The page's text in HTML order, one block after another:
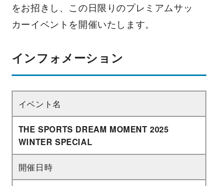
をお招きし、この日限りのプレミアムサッ
カーイベントを開催いたします。
インフォメーション
イベント名
THE SPORTS DREAM MOMENT 2025
WINTER SPECIAL
開催日時